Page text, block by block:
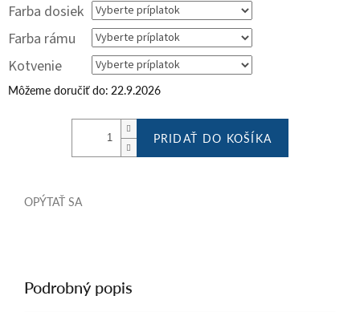
Farba dosiek
Farba rámu
Kotvenie
Môžeme doručiť do: 22.9.2026
PRIDAŤ DO KOŠÍKA
OPÝTAŤ SA
Podrobný popis